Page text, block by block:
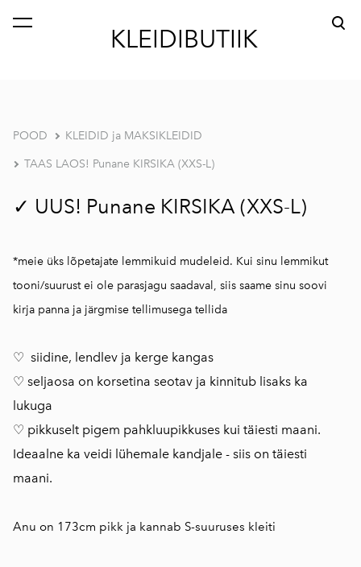
KLEIDIBUTIIK
lisati ostukorvi. Vaata ostukorvi
POOD KLEIDID ja MAKSIKLEIDID
TAAS LAOS! Punane KIRSIKA (XXS-L)
✓ UUS! Punane KIRSIKA (XXS-L)
*meie üks lõpetajate lemmikuid mudeleid. Kui sinu lemmikut
tooni/suurust ei ole parasjagu saadaval, siis saame sinu soovi
kirja panna ja järgmise tellimusega tellida
♡ siidine, lendlev ja kerge kangas
♡ seljaosa on korsetina seotav ja kinnitub lisaks ka
lukuga
♡ pikkuselt pigem pahkluupikkuses kui täiesti maani.
Ideaalne ka veidi lühemale kandjale - siis on täiesti
maani.
Anu on 173cm pikk ja kannab S-suuruses kleiti